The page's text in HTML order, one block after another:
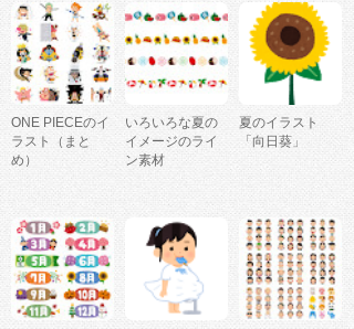
ONE PIECEのイ
ラスト（まと
め）
いろいろな夏の
イメージのライ
ン素材
夏のイラスト
「向日葵」